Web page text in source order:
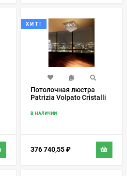
ХИТ!
Потолочная люстра
Patrizia Volpato Cristalli
В НАЛИЧИИ
376 740,55₽